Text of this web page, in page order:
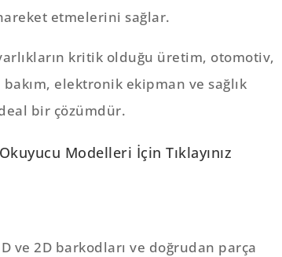
etmelerini sağlar.
kritik olduğu üretim, otomotiv,
bakım, elektronik ekipman ve sağlık
bir çözümdür.
Modelleri İçin Tıklayınız
ve 2D barkodları ve doğrudan parça